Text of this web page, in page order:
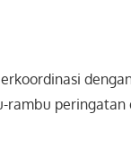
rambu